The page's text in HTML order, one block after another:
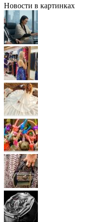
Новости в картинках